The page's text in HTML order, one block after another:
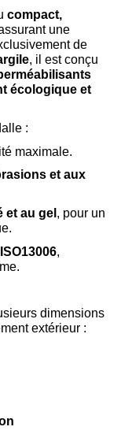
compact,
une
de
, il est conçu
écologique et
:
maximale.
et aux
et au gel , pour un
,
dimensions
extérieur :